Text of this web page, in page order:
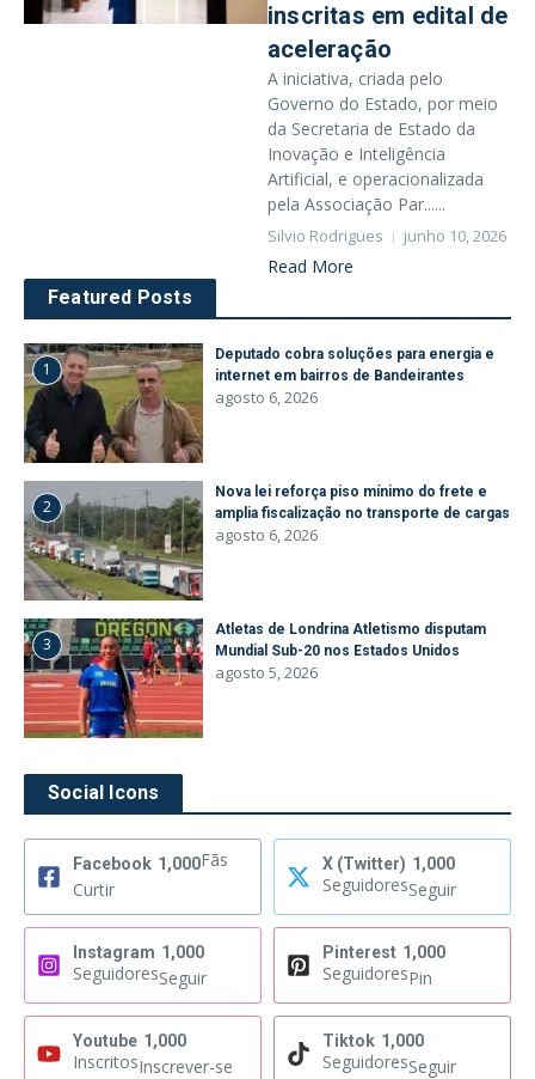
inscritas em edital de
aceleração
A iniciativa, criada pelo
Governo do Estado, por meio
da Secretaria de Estado da
Inovação e Inteligência
Artificial, e operacionalizada
pela Associação Par......
Silvio Rodrigues junho 10, 2026
Read More
Featured Posts
1
Deputado cobra soluções para energia e
internet em bairros de Bandeirantes
agosto 6, 2026
2
Nova lei reforça piso mínimo do frete e
amplia fiscalização no transporte de cargas
agosto 6, 2026
3
Atletas de Londrina Atletismo disputam
Mundial Sub-20 nos Estados Unidos
agosto 5, 2026
Social Icons
Facebook 1,000Fãs
Curtir
X (Twitter) 1,000
SeguidoresSeguir
Instagram 1,000
SeguidoresSeguir
Pinterest 1,000
SeguidoresPin
Youtube 1,000
InscritosInscrever-se
Tiktok 1,000
SeguidoresSeguir